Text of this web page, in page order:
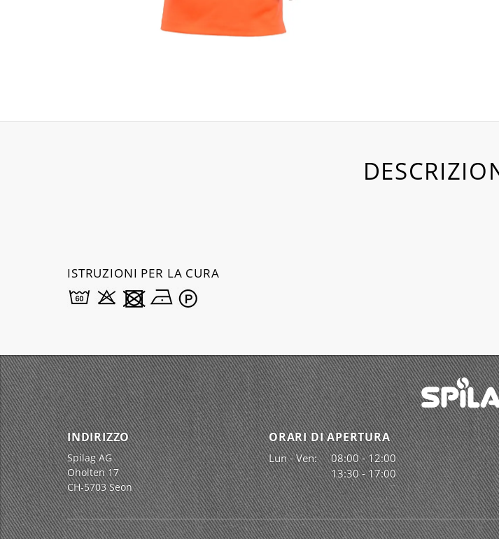
ISTRUZIONI PER LA CURA
INDIRIZZO
Spilag AG
Oholten 17
CH-5703 Seon
ORARI DI APERTURA
Lun - Ven:
08:00 - 12:00
13:30 - 17:00